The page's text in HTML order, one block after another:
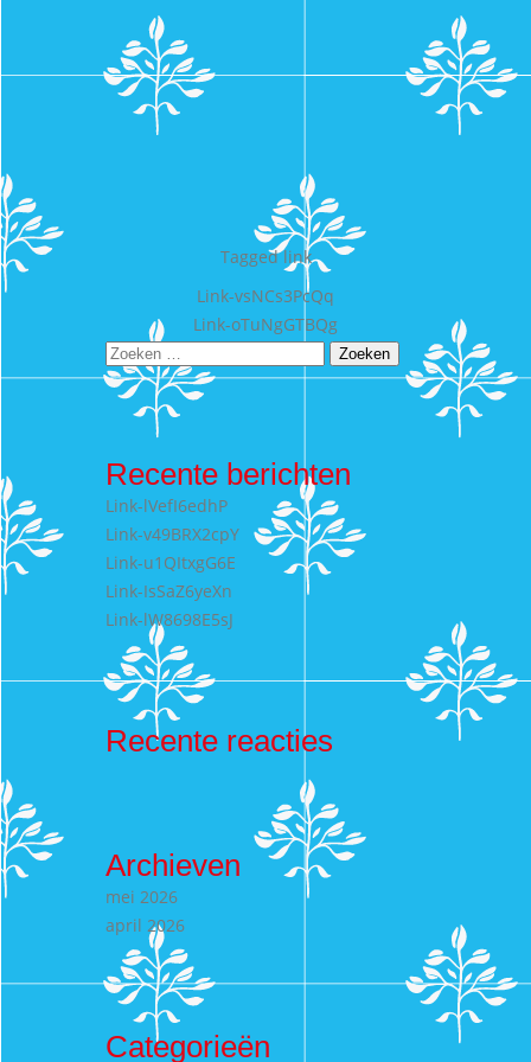
Taggedlink
Bericht
navigatie
Link-vsNCs3PcQq
Link-oTuNgGTBQg
Zoeken
naar:
Recente berichten
Link-lVefI6edhP
Link-v49BRX2cpY
Link-u1QItxgG6E
Link-IsSaZ6yeXn
Link-lW8698E5sJ
Recente reacties
Archieven
mei 2026
april 2026
Categorieën